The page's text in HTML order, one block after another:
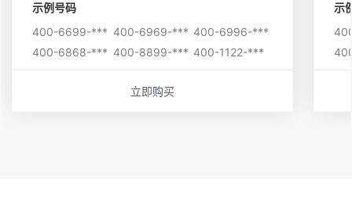
示例号码
400-6699-*** 400-6969-*** 400-6996-***
400-6868-*** 400-8899-*** 400-1122-***
立即购买
示